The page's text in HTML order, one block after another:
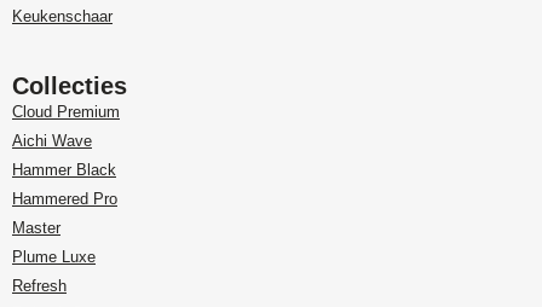
Keukenschaar
Collecties
Cloud Premium
Aichi Wave
Hammer Black
Hammered Pro
Master
Plume Luxe
Refresh